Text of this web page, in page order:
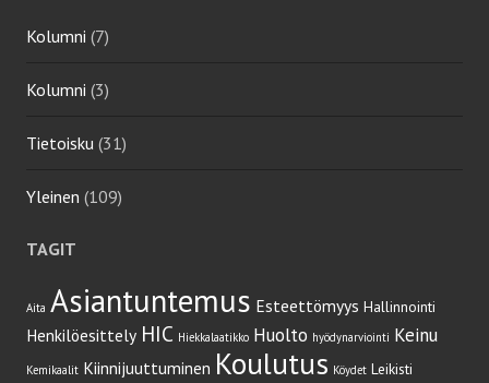
Kolumni (7)
Kolumni (3)
Tietoisku (31)
Yleinen (109)
TAGIT
Aita Asiantuntemus Esteettömyys Hallinnointi
Henkilöesittely HIC Hiekkalaatikko Huolto hyödynarviointi Keinu
Kemikaalit Kiinnijuuttuminen Koulutus Köydet Leikisti